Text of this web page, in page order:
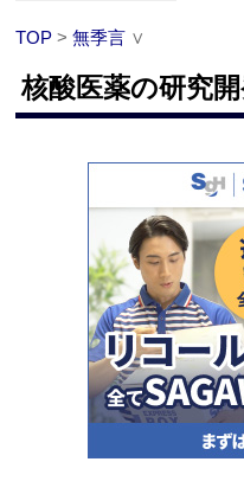
TOP >無季言 ∨
核酸医薬の研究